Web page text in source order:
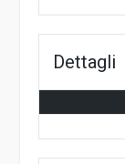
Dettagli